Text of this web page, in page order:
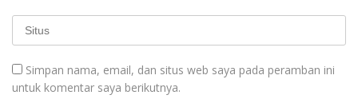
Simpan nama, email, dan situs web saya pada peramban ini
untuk komentar saya berikutnya.